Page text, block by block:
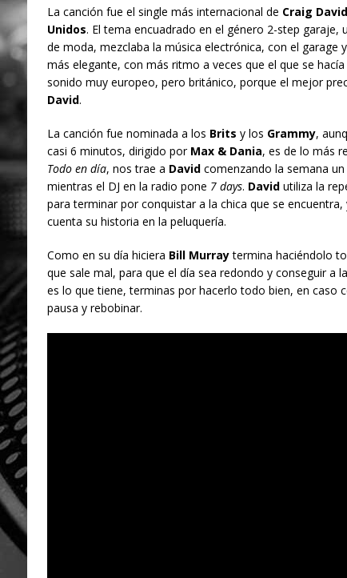
La canción fue el single más internacional de Craig David
Unidos. El tema encuadrado en el género 2-step garaje,
de moda, mezclaba la música electrónica, con el garage
más elegante, con más ritmo a veces que el que se
sonido muy europeo, pero británico, porque el mejor
David.
La canción fue nominada a los Brits y los Grammy,
casi 6 minutos, dirigido por Max & Dania, es de lo más
Todo en día, nos trae a Davidcomenzando la semana un
mientras el DJ en la radio pone 7 days. Davidutiliza la
para terminar por conquistar a la chica que se
cuenta su historia en la peluquería.
Como en su día hiciera Bill Murraytermina haciéndolo
que sale mal, para que el día sea redondo y conseguir a
es lo que tiene, terminas por hacerlo todo bien, en caso
pausa y rebobinar.